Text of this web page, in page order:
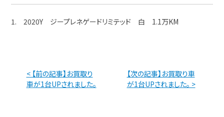
1. 2020Y ジープレネゲードリミテッド 白 1.1万KM
< 【前の記事】お買取り
車が1台UPされました。
【次の記事】お買取り車
が1台UPされました。 >